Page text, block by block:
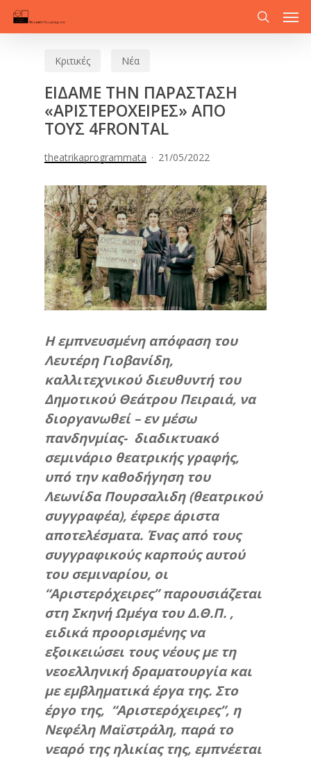
Skip
search
Κριτικές Νέα
ΕΙΔΑΜΕ ΤΗΝ ΠΑΡΑΣΤΑΣΗ
«ΑΡΙΣΤΕΡΟΧΕΙΡΕΣ» ΑΠΟ
ΤΟΥΣ 4FRONTAL
theatrikaprogrammata 21/05/2022
Η εμπνευσμένη απόφαση του
Λευτέρη Γιοβανίδη,
καλλιτεχνικού διευθυντή του
Δημοτικού Θεάτρου Πειραιά, να
διοργανωθεί – εν μέσω
πανδηνμίας- διαδικτυακό
σεμινάριο θεατρικής γραφής,
υπό την καθοδήγηση του
Λεωνίδα Πουρσαλιδη (θεατρικού
συγγραφέα), έφερε άριστα
αποτελέσματα. Ένας από τους
συγγραφικούς καρπούς αυτού
του σεμιναρίου, οι
“Αριστερόχειρες” παρουσιάζεται
στη Σκηνή Ωμέγα του Δ.Θ.Π. ,
ειδικά προορισμένης να
εξοικειώσει τους νέους με τη
νεοελληνική δραματουργία και
με εμβληματικά έργα της. Στο
έργο της, “Αριστερόχειρες”, η
Νεφέλη Μαϊστράλη, παρά το
νεαρό της ηλικίας της, εμπνέεται